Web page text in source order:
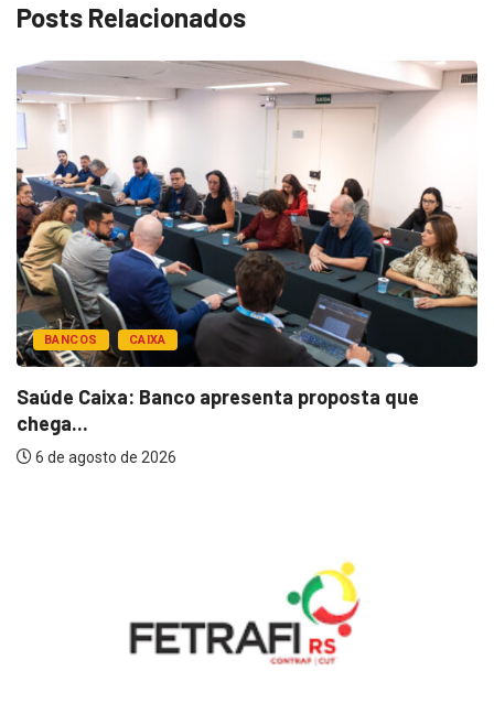
Posts Relacionados
BANCOS CAIXA
Saúde Caixa: Banco apresenta proposta que
chega...
6 de agosto de 2026